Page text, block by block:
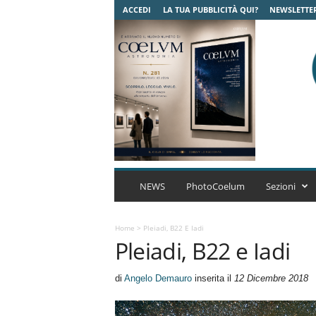
ACCEDI LA TUA PUBBLICITÀ QUI?
C
m
A
r
NEWS PhotoCoelum Sezioni
Home > Pleiadi, B22 E Iadi
Pleiadi, B22 e Iadi
di Angelo Demauroinserita il 12 Dicembre 2018